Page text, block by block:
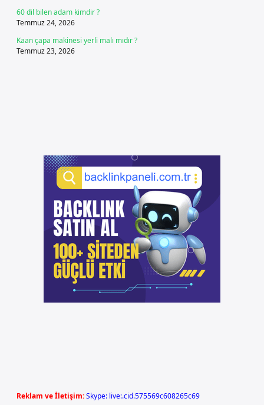
60 dil bilen adam kimdir ?
Temmuz 24, 2026
Kaan çapa makinesi yerli malı mıdır ?
Temmuz 23, 2026
Reklam ve İletişim:Skype: live:.cid.575569c608265c69